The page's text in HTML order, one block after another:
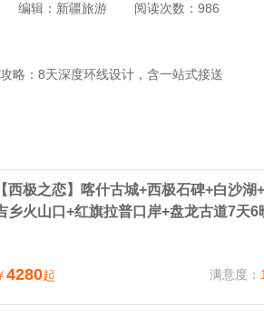
编辑：新疆旅游 阅读次数：986
略：8天深度环线设计，含一站式接送
【西极之恋】喀什古城+西极石碑+白沙湖
乡火山口+红旗拉普口岸+盘龙古道7天6
4280起 满意度：